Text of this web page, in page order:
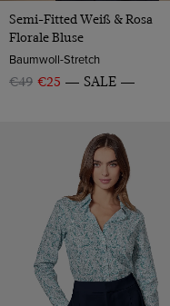
Semi-Fitted Weiß & Rosa
Florale Bluse
Baumwoll-Stretch
€49 €25 SALE